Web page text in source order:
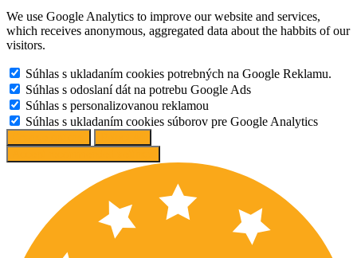
We use Google Analytics to improve our website and services,
which receives anonymous, aggregated data about the habbits of our
visitors.
Súhlas s ukladaním cookies potrebných na Google Reklamu.
Súhlas s odoslaní dát na potrebu Google Ads
Súhlas s personalizovanou reklamou
Súhlas s ukladaním cookies súborov pre Google Analytics